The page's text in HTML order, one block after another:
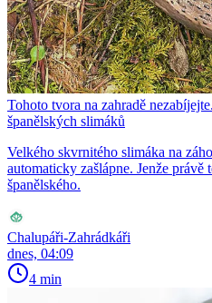
Tohoto tvora na zahradě
španělských slimáků
Velkého skvrnitého slimáka na
automaticky zašlápne. Jenže
španělského.
Chalupáři-Zahrádkáři
dnes, 04:09
4 min